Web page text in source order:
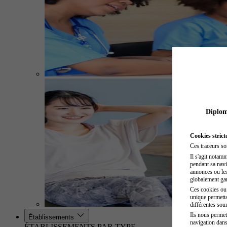
Établissements
Cookies
Ces traceurs
Il s'agit
pendant sa
annonces ou
globalement
Ces cookies
unique
différentes
Ils nous
navigation